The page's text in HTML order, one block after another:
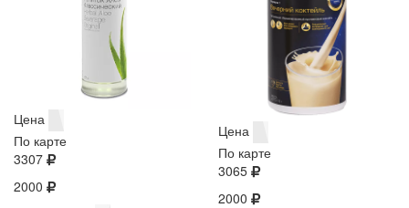
Цена
По карте
3307
2000
Цена
По карте
3065
2000